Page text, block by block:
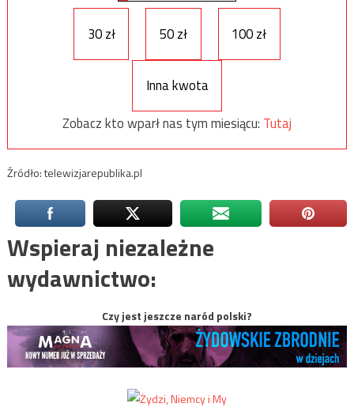
30 zł 50 zł 100 zł
Inna kwota
Zobacz kto wparł nas tym miesiącu: Tutaj
Źródło: telewizjarepublika.pl
Wspieraj niezależne
wydawnictwo:
Czy jest jeszcze naród polski?